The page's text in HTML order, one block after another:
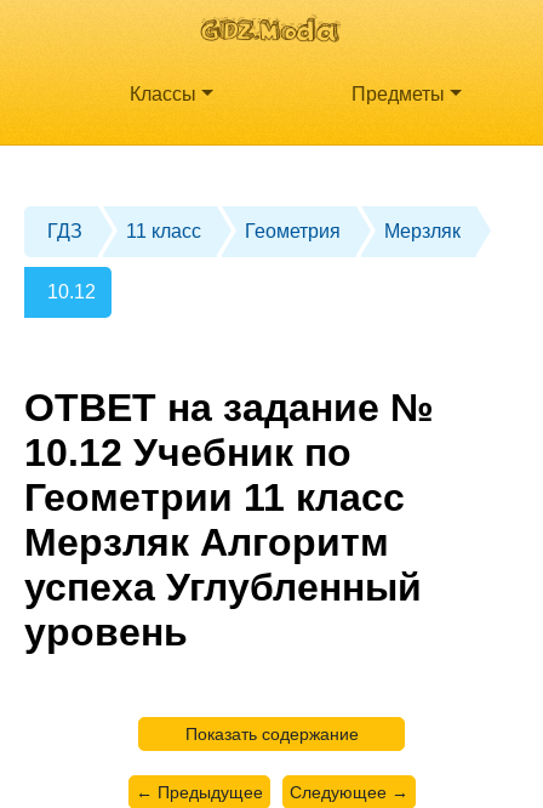
Классы Предметы
ГДЗ 11 класс Геометрия Мерзляк
10.12
ОТВЕТ на задание №
10.12 Учебник по
Геометрии 11 класс
Мерзляк Алгоритм
успеха Углубленный
уровень
Показать содержание
← Предыдущее Следующее →